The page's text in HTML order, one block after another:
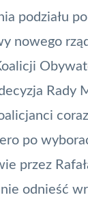
podziału
nowego
Rady
po
przez
odnieść